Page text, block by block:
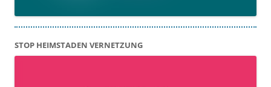
STOP HEIMSTADEN VERNETZUNG